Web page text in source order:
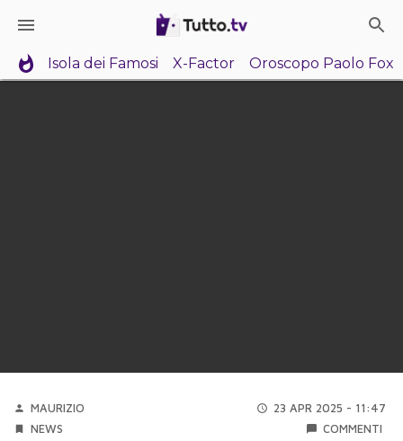
Isola dei Famosi X-Factor Oroscopo Paolo Fox
MAURIZIO
23 APR 2025 - 11:47
NEWS
COMMENTI